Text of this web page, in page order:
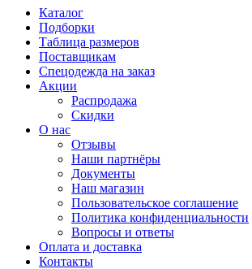
Каталог
Подборки
Таблица размеров
Поставщикам
Спецодежда на заказ
Акции
Распродажа
Скидки
О нас
Отзывы
Наши партнёры
Документы
Наш магазин
Пользовательское соглашение
Политика конфиденциальности
Вопросы и ответы
Оплата и доставка
Контакты